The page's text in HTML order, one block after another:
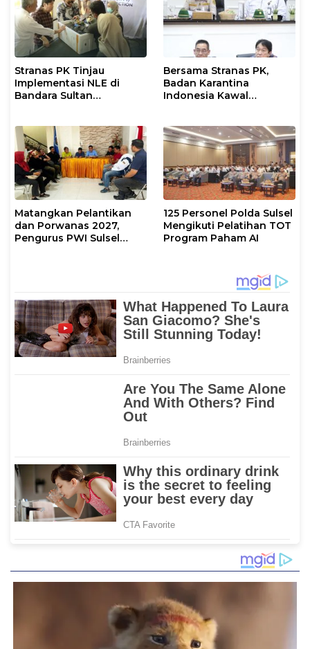
Stranas PK Tinjau
Implementasi NLE di
Bandara Sultan
Bersama Stranas PK,
Badan Karantina
Indonesia Kawal
Matangkan Pelantikan
dan Porwanas 2027,
Pengurus PWI Sulsel
125 Personel Polda Sulsel
Mengikuti Pelatihan TOT
Program Paham AI